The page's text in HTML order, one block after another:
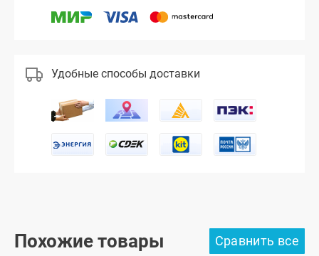
Удобные способы доставки
Похожие товары